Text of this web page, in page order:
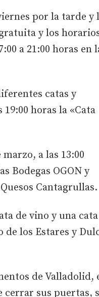
por la tarde y
y los
a 21:00 horas en
catas y
horas la «Cata
a las 13:00
Bodegas OGON y
Cantagrullas.
de vino y una
de los Estares y
de Valladolid,
cerrar sus puertas,